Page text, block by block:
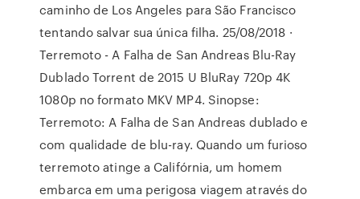
caminho de Los Angeles para São Francisco
tentando salvar sua única filha. 25/08/2018 ·
Terremoto - A Falha de San Andreas Blu-Ray
Dublado Torrent de 2015 U BluRay 720p 4K
1080p no formato MKV MP4. Sinopse:
Terremoto: A Falha de San Andreas dublado e
com qualidade de blu-ray. Quando um furioso
terremoto atinge a Califórnia, um homem
embarca em uma perigosa viagem através do